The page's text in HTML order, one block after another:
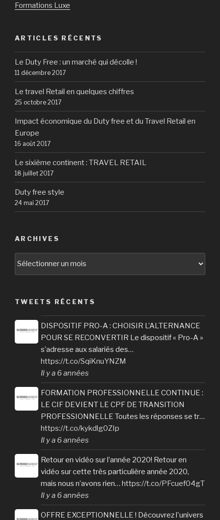
Formations Luxe
ARTICLES RÉCENTS
Le Duty Free : un marché qui décolle !
11 décembre 2017
Le travel Retail en quelques chiffres
25 octobre 2017
Impact économique du Duty free et du Travel Retail en
Europe
16 août 2017
Le sixième continent : TRAVEL RETAIL
18 juillet 2017
Duty free style
24 mai 2017
ARCHIVES
Archives
TWEETS RÉCENTS
DISPOSITIF PRO-A : CHOISIR L’ALTERNANCE
POUR SE RECONVERTIR Le dispositif « Pro-A »
s’adresse aux salariés des…
https://t.co/SqiKnuYNZM
Il y a 6 années
FORMATION PROFESSIONNELLE CONTINUE :
LE CIF DEVIENT LE CPF DE TRANSITION
PROFESSIONNELLE Toutes les réponses se tr…
https://t.co/kykdlg0ZIp
Il y a 6 années
Retour en vidéo sur l’année 2020! Retour en
vidéo sur cette très particulière année 2020,
mais nous n’avons rien… https://t.co/PFcuef04gT
Il y a 6 années
OFFRE EXCEPTIONNELLE ! Découvrez l'univers